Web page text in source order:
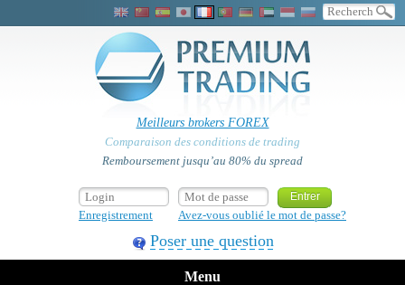
Meilleurs brokers FOREX
Comparaison des conditions de trading
Remboursement jusqu’au 80% du spread
Enregistrement Avez-vous oublié le mot de passe?
Poser une question
Menu